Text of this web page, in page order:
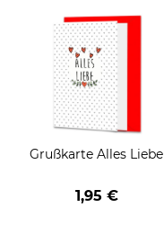
Grußkarte Alles Liebe
1,95 €